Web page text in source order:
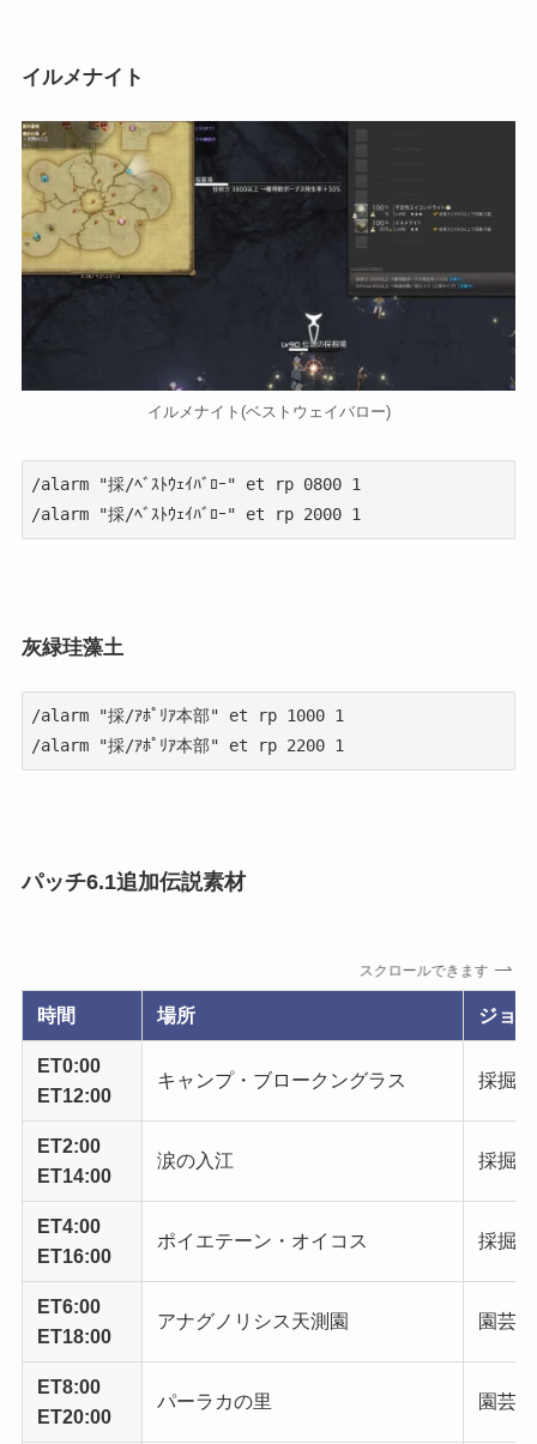
イルメナイト
イルメナイト(ベストウェイバロー)
/alarm "採/ﾍﾞｽﾄｳｪｲﾊﾞﾛｰ" et rp 0800 1
/alarm "採/ﾍﾞｽﾄｳｪｲﾊﾞﾛｰ" et rp 2000 1
灰緑珪藻土
/alarm "採/ｱﾎﾟﾘｱ本部" et rp 1000 1
/alarm "採/ｱﾎﾟﾘｱ本部" et rp 2200 1
パッチ6.1追加伝説素材
スクロールできます
時間 場所 ジョブ
ET0:00
ET12:00
キャンプ・ブロークングラス 採掘師
ET2:00
ET14:00
涙の入江 採掘師
ET4:00
ET16:00
ポイエテーン・オイコス 採掘師
ET6:00
ET18:00
アナグノリシス天測園 園芸師
ET8:00
ET20:00
パーラカの里 園芸師